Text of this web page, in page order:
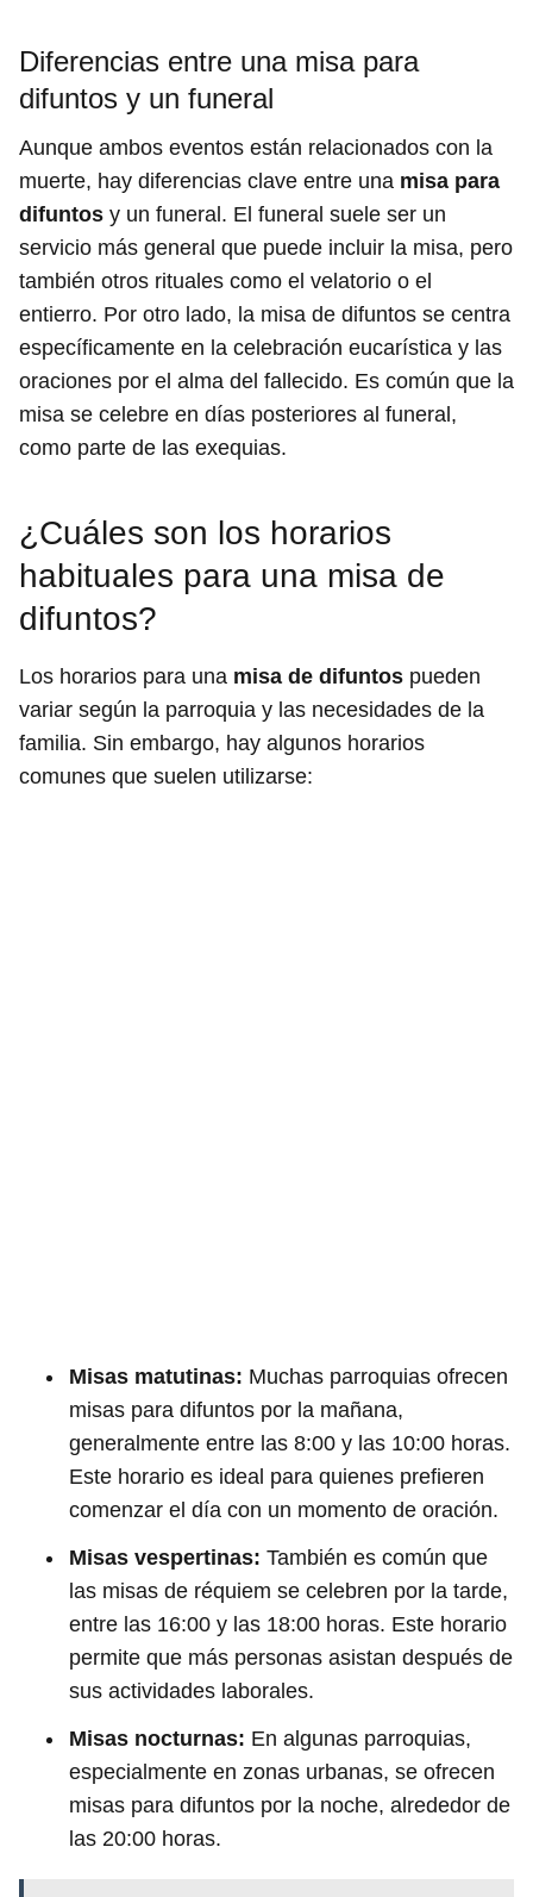
Diferencias entre una misa para
difuntos y un funeral
Aunque ambos eventos están relacionados con la
muerte, hay diferencias clave entre una misa para
difuntos y un funeral. El funeral suele ser un
servicio más general que puede incluir la misa, pero
también otros rituales como el velatorio o el
entierro. Por otro lado, la misa de difuntos se centra
específicamente en la celebración eucarística y las
oraciones por el alma del fallecido. Es común que la
misa se celebre en días posteriores al funeral,
como parte de las exequias.
¿Cuáles son los horarios
habituales para una misa de
difuntos?
Los horarios para una misa de difuntos pueden
variar según la parroquia y las necesidades de la
familia. Sin embargo, hay algunos horarios
comunes que suelen utilizarse:
Misas matutinas: Muchas parroquias ofrecen
misas para difuntos por la mañana,
generalmente entre las 8:00 y las 10:00 horas.
Este horario es ideal para quienes prefieren
comenzar el día con un momento de oración.
Misas vespertinas: También es común que
las misas de réquiem se celebren por la tarde,
entre las 16:00 y las 18:00 horas. Este horario
permite que más personas asistan después de
sus actividades laborales.
Misas nocturnas: En algunas parroquias,
especialmente en zonas urbanas, se ofrecen
misas para difuntos por la noche, alrededor de
las 20:00 horas.